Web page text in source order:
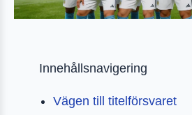
Innehållsnavigering
Vägen till titelförsvaret